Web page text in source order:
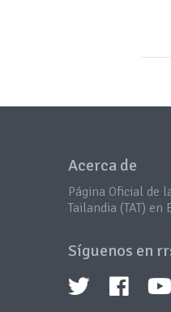
Acerca de
Página Oficial de
Tailandia (TAT) en
Síguenos en